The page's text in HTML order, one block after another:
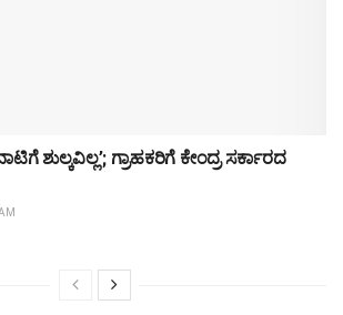
ಶುಲ್ಕವಿಲ್ಲ’; ಗ್ರಾಹಕರಿಗೆ ಕೇಂದ್ರ ಸರ್ಕಾರದ